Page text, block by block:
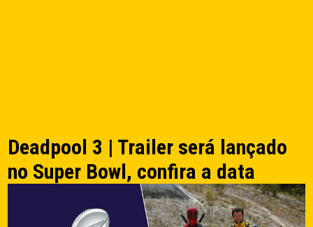
Deadpool 3 | Trailer será lançado
no Super Bowl, confira a data